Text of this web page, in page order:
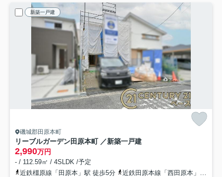
新築一戸建
磯城郡田原本町
リーブルガーデン田原本町 ／新築一戸建
2,990万円
- / 112.59㎡ / 4SLDK /予定
近鉄橿原線「田原本」駅 徒歩5分
近鉄田原本線「西田原本」駅 徒歩6分